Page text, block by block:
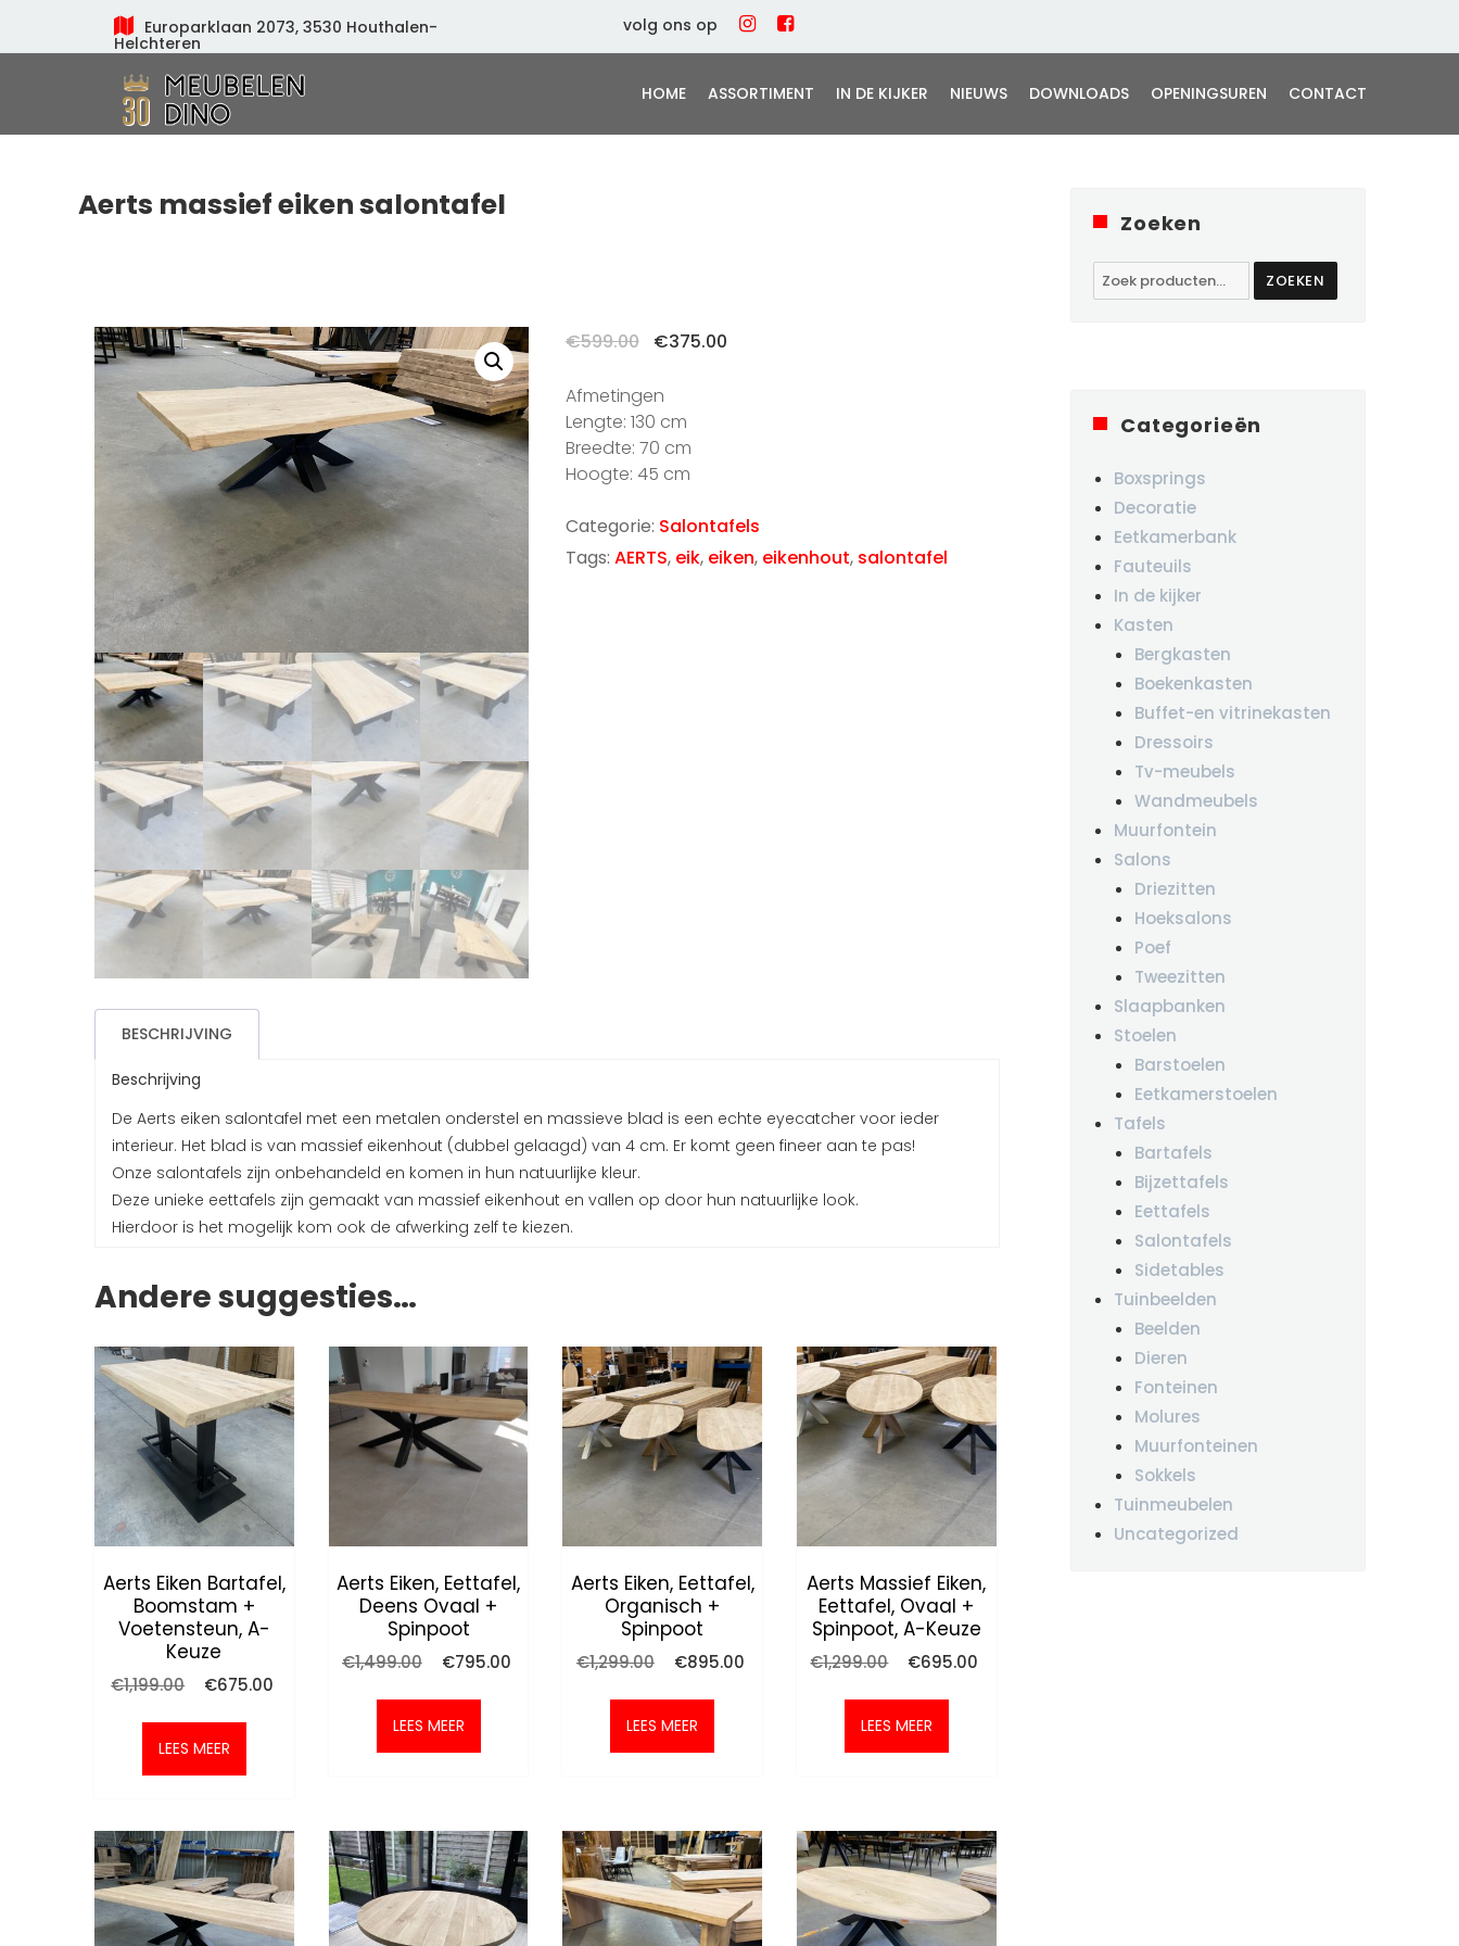
Europarklaan 2073, 3530 Houthalen-
Helchteren
volg ons op
HOME ASSORTIMENT IN DE KIJKER NIEUWS DOWNLOADS OPENINGSUREN CONTACT
Aerts massief eiken salontafel
€599.00
Oorspronkelijke
was:
€599.00.
€375.00
Afmetingen
Lengte: 130 cm
Breedte: 70 cm
Hoogte: 45 cm
Categorie: Salontafels
Tags: AERTS, eik, eiken, eikenhout, salontafel
BESCHRIJVING
Beschrijving
De Aerts eiken salontafel met een metalen onderstel en massieve blad is een echte eyecatcher voor ieder
interieur. Het blad is van massief eikenhout (dubbel gelaagd) van 4 cm. Er komt geen fineer aan te pas!
Onze salontafels zijn onbehandeld en komen in hun natuurlijke kleur.
Deze unieke eettafels zijn gemaakt van massief eikenhout en vallen op door hun natuurlijke look.
Hierdoor is het mogelijk kom ook de afwerking zelf te kiezen.
Andere suggesties…
Aerts Eiken Bartafel,
Boomstam +
Voetensteun, A-
Keuze
€1,199.00
Oorspronkelijke
was:
€1,199.00.
€675.00
LEES MEER
Aerts Eiken, Eettafel,
Deens Ovaal +
Spinpoot
€1,499.00
Oorspronkelijke
was:
€1,499.00.
€795.00
Huidige
LEES MEER
Aerts Eiken, Eettafel,
Organisch +
Spinpoot
€1,299.00
Oorspronkelijke
was:
€1,299.00.
€895.00
Huidige
LEES MEER
Aerts Massief Eiken,
Eettafel, Ovaal +
Spinpoot, A-Keuze
€1,299.00
Oorspronkelijke
was:
€1,299.00.
€695.00
LEES MEER
Zoeken
Zoeken
naar:
ZOEKEN
Categorieën
Boxsprings
Decoratie
Eetkamerbank
Fauteuils
In de kijker
Kasten
Bergkasten
Boekenkasten
Buffet-en vitrinekasten
Dressoirs
Tv-meubels
Wandmeubels
Muurfontein
Salons
Driezitten
Hoeksalons
Poef
Tweezitten
Slaapbanken
Stoelen
Barstoelen
Eetkamerstoelen
Tafels
Bartafels
Bijzettafels
Eettafels
Salontafels
Sidetables
Tuinbeelden
Beelden
Dieren
Fonteinen
Molures
Muurfonteinen
Sokkels
Tuinmeubelen
Uncategorized